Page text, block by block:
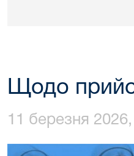
Щодо
11 березня